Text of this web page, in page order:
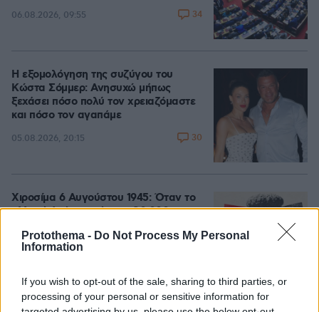
Protothema - Do Not Process My Personal
Information
If you wish to opt-out of the sale, sharing to third parties, or
processing of your personal or sensitive information for
06.08.2026, 09:55 34
Η εξομολόγηση της συζύγου του
Κώστα Σόμμερ: Ανησυχώ μήπως
ξεχάσει πόσο πολύ τον χρειαζόμαστε
και πόσο τον αγαπάμε
05.08.2026, 20:15 30
Χιροσίμα 6 Αυγούστου 1945: Όταν το
«Μικρό Αγόρι» σκότωσε 80.000
06.08.2026, 07:56